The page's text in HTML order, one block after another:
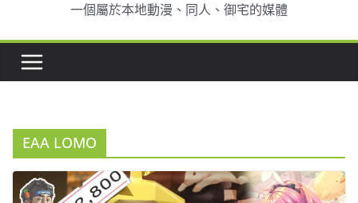
一個屬於本地動漫、同人、御宅的媒體
EAA LOMO